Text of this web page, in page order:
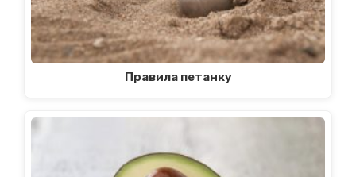
Правила петанку